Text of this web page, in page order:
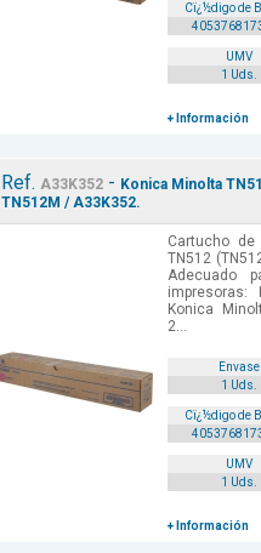
Cï¿½digo de
UMV
1 Uds.
+ Información
Ref. A33K352- Konica Minolta
TN512M / A33K352.
Cartucho
TN512
Adecuado
impresoras:
Konica
2...
Envase
1 Uds.
Cï¿½digo de
UMV
1 Uds.
+ Información